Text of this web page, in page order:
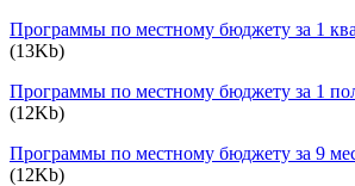
Программы по местному бюджету за 1
(13Kb)
Программы по местному бюджету за 1
(12Kb)
Программы по местному бюджету за 9
(12Kb)